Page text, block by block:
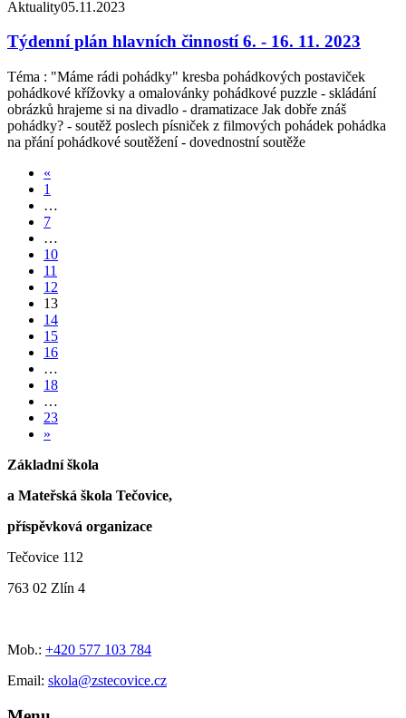
Aktuality05.11.2023
Týdenní plán hlavních činností 6. - 16. 11. 2023
Téma : "Máme rádi pohádky" kresba pohádkových postaviček
pohádkové křížovky a omalovánky pohádkové puzzle - skládání
obrázků hrajeme si na divadlo - dramatizace Jak dobře znáš
pohádky? - soutěž poslech písniček z filmových pohádek pohádka
na přání pohádkové soutěžení - dovednostní soutěže
«
1
…
7
…
10
11
12
13
14
15
16
…
18
…
23
»
Základní škola
a Mateřská škola Tečovice,
příspěvková organizace
Tečovice 112
763 02 Zlín 4
Mob.: +420 577 103 784
Email: skola@zstecovice.cz